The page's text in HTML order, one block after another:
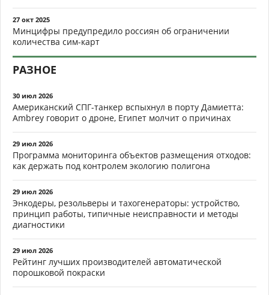
27 окт 2025
Минцифры предупредило россиян об ограничении
количества сим-карт
РАЗНОЕ
30 июл 2026
Американский СПГ-танкер вспыхнул в порту Дамиетта:
Ambrey говорит о дроне, Египет молчит о причинах
29 июл 2026
Программа мониторинга объектов размещения отходов:
как держать под контролем экологию полигона
29 июл 2026
Энкодеры, резольверы и тахогенераторы: устройство,
принцип работы, типичные неисправности и методы
диагностики
29 июл 2026
Рейтинг лучших производителей автоматической
порошковой покраски